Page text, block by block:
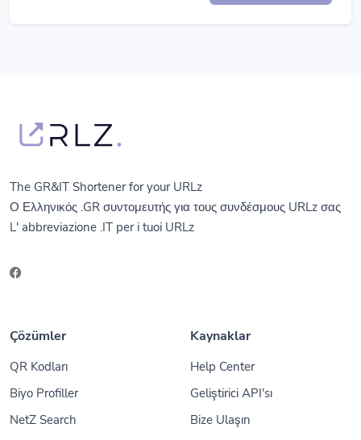
The GR&IT Shortener for your URLz
Ο Ελληνικός .GR συντομευτής για τους συνδέσμους URLz σας
L' abbreviazione .IT per i tuoi URLz
Çözümler
QR Kodları
Biyo Profiller
NetZ Search
Kaynaklar
Help Center
Geliştirici API'sı
Bize Ulaşın